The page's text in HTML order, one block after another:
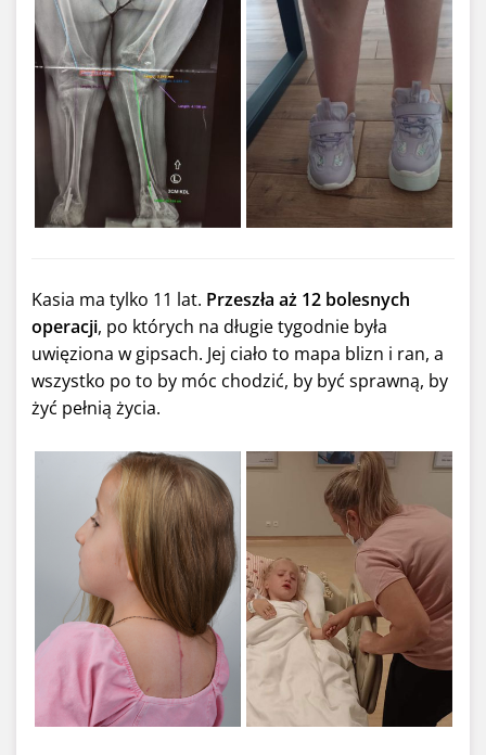
Kasia ma tylko 11 lat. Przeszła aż 12 bolesnych
operacji, po których na długie tygodnie była
uwięziona w gipsach. Jej ciało to mapa blizn i ran, a
wszystko po to by móc chodzić, by być sprawną, by
żyć pełnią życia.